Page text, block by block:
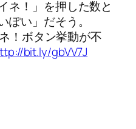
ネ！」を押した数と
ぽい」だそう。
！ボタン挙動が不
bit.ly/gbVV7J